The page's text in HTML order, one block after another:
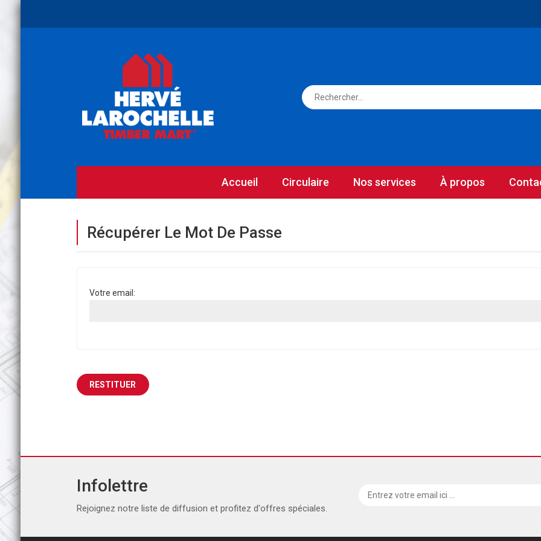
Accueil Circulaire Nos services À propos
Récupérer Le Mot De Passe
Votre email:
Infolettre
Rejoignez notre liste de diffusion et profitez d'offres spéciales.